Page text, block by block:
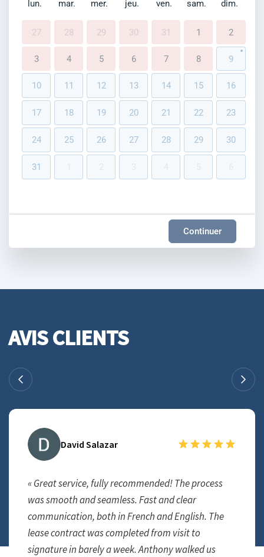
lun. mar. mer. jeu. ven. sam. dim.
27 28 29 30 31 1 2
3 4 5 6 7 8 9
10 11 12 13 14 15 16
17 18 19 20 21 22 23
24 25 26 27 28 29 30
31 1 2 3 4 5 6
Continuer
AVIS CLIENTS
David Salazar
« Great service, fully recommended! The process
was smooth and seamless. Fast and clear
communication, both in French and English. The
lease contract was completed from visit to
signature in barely a week. Anthony walked us